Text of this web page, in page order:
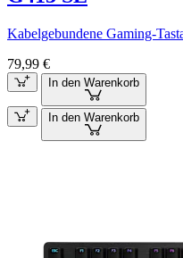
Kabelgebundene Gaming-
79,99 €
In den Warenkorb
In den Warenkorb